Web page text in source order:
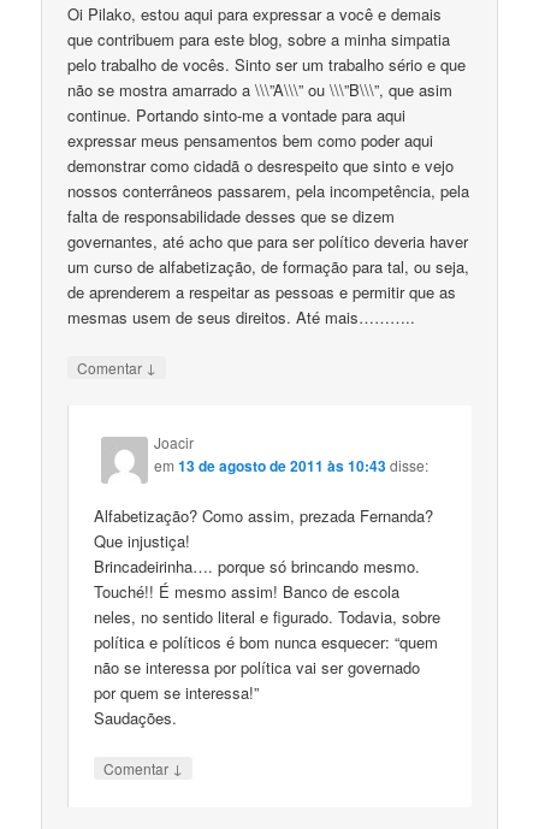
Oi Pilako, estou aqui para expressar a você e demais
que contribuem para este blog, sobre a minha simpatia
pelo trabalho de vocês. Sinto ser um trabalho sério e que
não se mostra amarrado a \\\”A\\\” ou \\\”B\\\”, que asim
continue. Portando sinto-me a vontade para aqui
expressar meus pensamentos bem como poder aqui
demonstrar como cidadã o desrespeito que sinto e vejo
nossos conterrâneos passarem, pela incompetência, pela
falta de responsabilidade desses que se dizem
governantes, até acho que para ser político deveria haver
um curso de alfabetização, de formação para tal, ou seja,
de aprenderem a respeitar as pessoas e permitir que as
mesmas usem de seus direitos. Até mais………..
Comentar ↓
Joacir
em13 de agosto de 2011 às 10:43disse:
Alfabetização? Como assim, prezada Fernanda?
Que injustiça!
Brincadeirinha…. porque só brincando mesmo.
Touché!! É mesmo assim! Banco de escola
neles, no sentido literal e figurado. Todavia, sobre
política e políticos é bom nunca esquecer: “quem
não se interessa por política vai ser governado
por quem se interessa!”
Saudações.
Comentar ↓